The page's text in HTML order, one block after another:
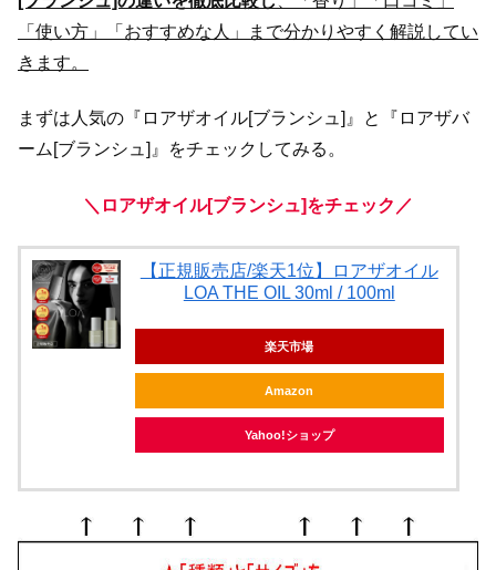
「使い方」「おすすめな人」まで分かりやすく解説してい
きます。
まずは人気の『ロアザオイル[ブランシュ]』と『ロアザバ
ーム[ブランシュ]』をチェックしてみる。
＼ロアザオイル[ブランシュ]をチェック／
【正規販売店/楽天1位】ロアザオイル
LOA THE OIL 30ml / 100ml
楽天市場
Amazon
Yahoo!ショップ